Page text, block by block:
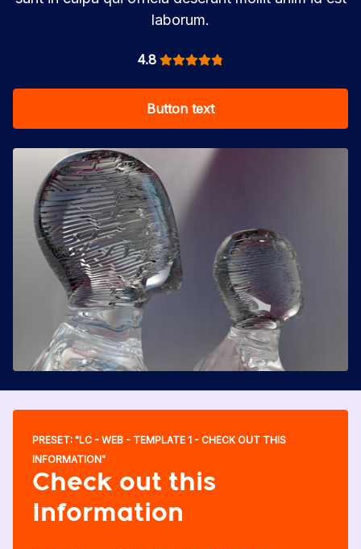
laborum.
4.8
Button text
PRESET: "LC - WEB - TEMPLATE 1 - CHECK OUT THIS
INFORMATION"
Check out this
Information